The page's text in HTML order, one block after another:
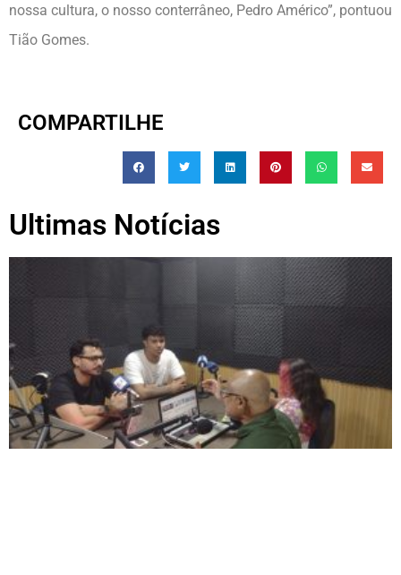
nossa cultura, o nosso conterrâneo, Pedro Américo”, pontuou
Tião Gomes.
COMPARTILHE
Ultimas Notícias